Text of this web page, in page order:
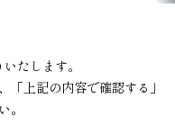
たします。
「上記の内容で確認する」
。